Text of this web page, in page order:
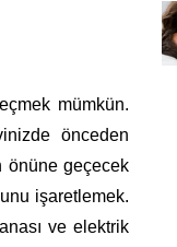
mümkün.
önceden
önüne geçecek
işaretlemek.
ve elektrik